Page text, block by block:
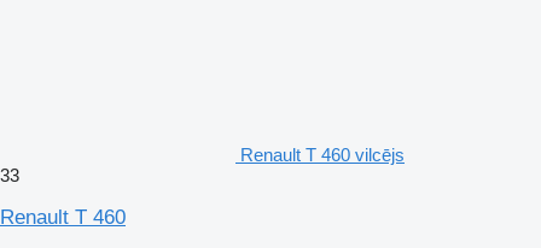
Renault T 460 vilcējs
33
Renault T 460